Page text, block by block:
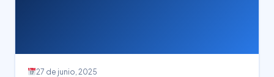
27 de junio, 2025